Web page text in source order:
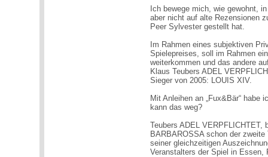
Ich bewege mich, wie gewohnt,
aber nicht auf alte Rezensionen
Peer Sylvester gestellt hat.
Im Rahmen eines subjektiven
Spielepreises, soll im Rahmen
weiterkommen und das andere
Klaus Teubers ADEL
Sieger von 2005: LOUIS XIV.
Mit Anleihen an „Fux&Bär“
kann das weg?
Teubers ADEL VERPFLICHTET,
BARBAROSSA schon der zweite
seiner gleichzeitigen
Veranstalters der Spiel in Essen,